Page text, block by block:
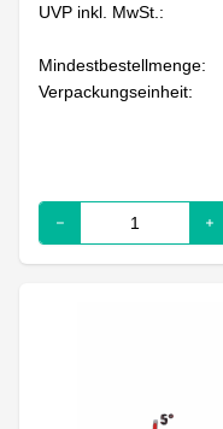
UVP inkl. MwSt.:
Mindestbestellmenge:
Verpackungseinheit: